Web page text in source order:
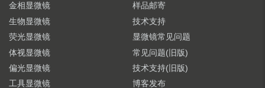
金相显微镜
生物显微镜
荧光显微镜
体视显微镜
偏光显微镜
工具显微镜
样品邮寄
技术支持
显微镜常见问题
常见问题(旧版)
技术支持(旧版)
博客发布